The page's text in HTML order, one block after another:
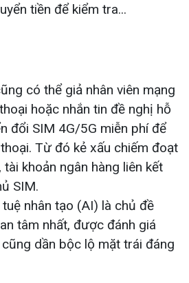
tiền để kiểm tra...
có thể giả nhân viên mạng
hoặc nhắn tin đề nghị hỗ
đổi SIM 4G/5G miễn phí để
Từ đó kẻ xấu chiếm đoạt
khoản ngân hàng liên kết
SIM.
nhân tạo (AI) là chủ đề
tâm nhất, được đánh giá
dần bộc lộ mặt trái đáng